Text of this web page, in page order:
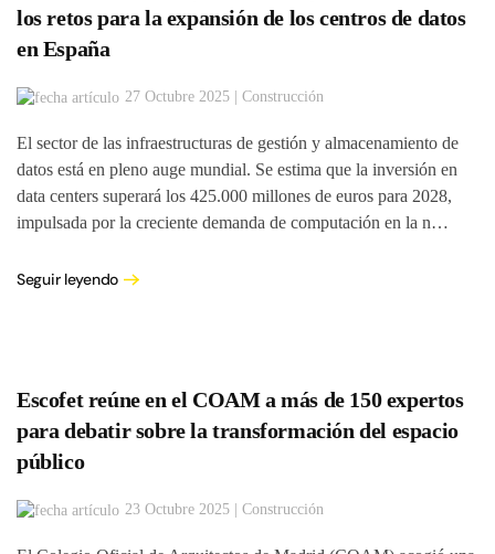
los retos para la expansión de los centros de datos
en España
27 Octubre 2025 | Construcción
El sector de las infraestructuras de gestión y almacenamiento de
datos está en pleno auge mundial. Se estima que la inversión en
data centers superará los 425.000 millones de euros para 2028,
impulsada por la creciente demanda de computación en la n…
Seguir leyendo
Escofet reúne en el COAM a más de 150 expertos
para debatir sobre la transformación del espacio
público
23 Octubre 2025 | Construcción